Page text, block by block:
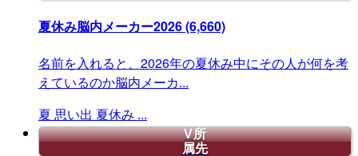
夏休み脳内メーカー2026(6,660)
名前を入れると、2026年の夏休み中にその人が何を考
えているのか脳内メーカ...
夏 思い出 夏休み ...
V所
属先